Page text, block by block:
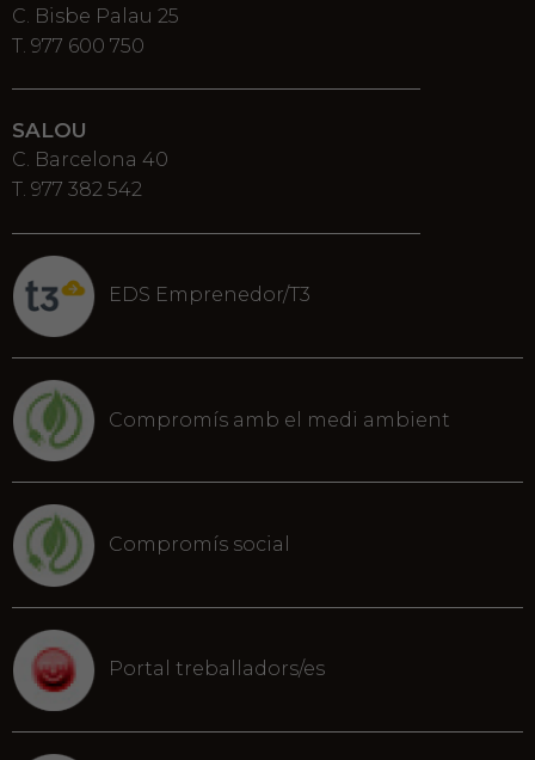
C. Bisbe Palau 25
T. 977 600 750
SALOU
C. Barcelona 40
T. 977 382 542
EDS Emprenedor/T3
Compromís amb el medi ambient
Compromís social
Portal treballadors/es